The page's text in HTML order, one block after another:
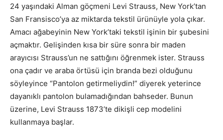
24 yaşındaki Alman göçmeni Levi Strauss, New York’tan
San Fransisco’ya az miktarda tekstil ürünüyle yola çıkar.
Amacı ağabeyinin New York’taki tekstil işinin bir şubesini
açmaktır. Gelişinden kısa bir süre sonra bir maden
arayıcısı Strauss’un ne sattığını öğrenmek ister. Strauss
ona çadır ve araba örtüsü için branda bezi olduğunu
söyleyince “Pantolon getirmeliydin!” diyerek yeterince
dayanıklı pantolon bulamadığından bahseder. Bunun
üzerine, Levi Strauss 1873’te dikişli cep modelini
kullanmaya başlar.